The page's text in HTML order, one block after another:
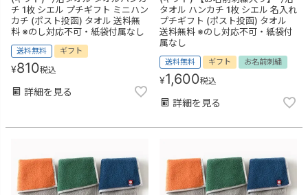
チ 1枚 シエル プチギフト ミニハン
カチ (ポスト投函) タオル 送料無
料 ※のし対応不可・紙袋付属なし
送料無料 ギフト
¥810税込
詳細を見る
タオル ハンカチ 1枚 シエル 名入れ
プチギフト (ポスト投函) タオル
送料無料 ※のし対応不可・紙袋付
属なし
送料無料 ギフト お名前刺繍
¥1,600税込
詳細を見る